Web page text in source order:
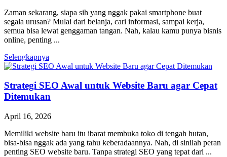
Zaman sekarang, siapa sih yang nggak pakai smartphone buat
segala urusan? Mulai dari belanja, cari informasi, sampai kerja,
semua bisa lewat genggaman tangan. Nah, kalau kamu punya bisnis
online, penting ...
Selengkapnya
Strategi SEO Awal untuk Website Baru agar Cepat
Ditemukan
April 16, 2026
Memiliki website baru itu ibarat membuka toko di tengah hutan,
bisa-bisa nggak ada yang tahu keberadaannya. Nah, di sinilah peran
penting SEO website baru. Tanpa strategi SEO yang tepat dari ...